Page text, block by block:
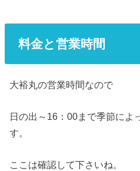
料金と営業時間
大裕丸の営業時間なので
日の出～16：00まで季節によ
す。
ここは確認して下さいね。